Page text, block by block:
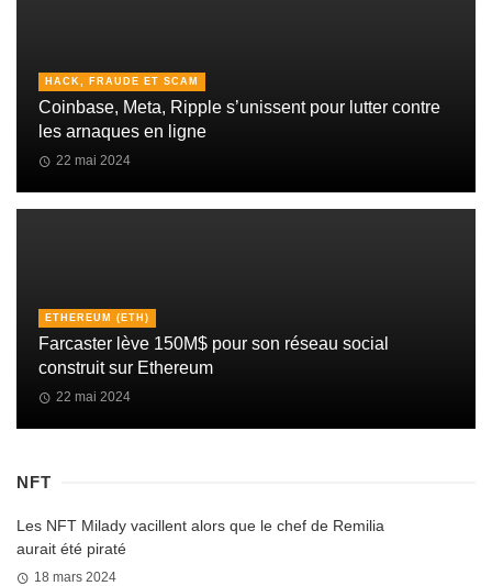
HACK, FRAUDE ET SCAM
Coinbase, Meta, Ripple s’unissent pour lutter contre
les arnaques en ligne
22 mai 2024
ETHEREUM (ETH)
Farcaster lève 150M$ pour son réseau social
construit sur Ethereum
22 mai 2024
NFT
Les NFT Milady vacillent alors que le chef de Remilia
aurait été piraté
18 mars 2024